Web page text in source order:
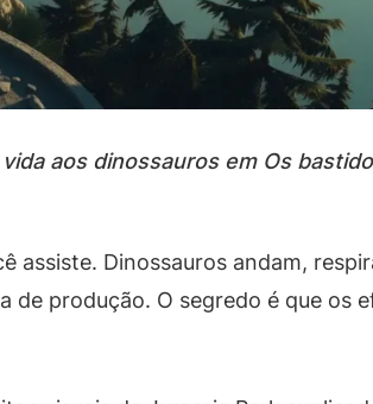
aos dinossauros em Os
assiste. Dinossauros andam,
de produção. O segredo é que os